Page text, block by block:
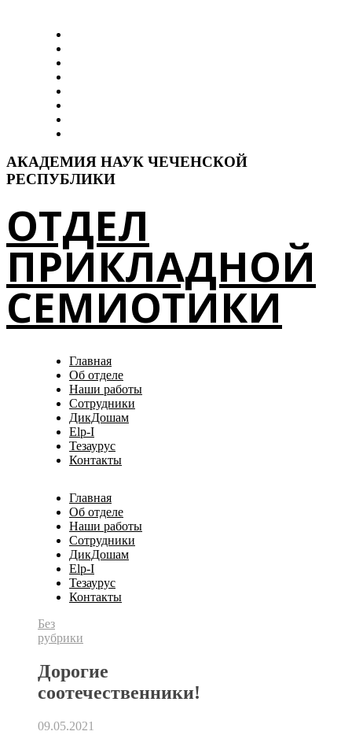
АКАДЕМИЯ НАУК ЧЕЧЕНСКОЙ
РЕСПУБЛИКИ
ОТДЕЛ
ПРИКЛАДНОЙ
СЕМИОТИКИ
Главная
Об отделе
Наши работы
Сотрудники
ДикДошам
Elp-I
Тезаурус
Контакты
Главная
Об отделе
Наши работы
Сотрудники
ДикДошам
Elp-I
Тезаурус
Контакты
Без
рубрики
Дорогие
соотечественники!
09.05.2021